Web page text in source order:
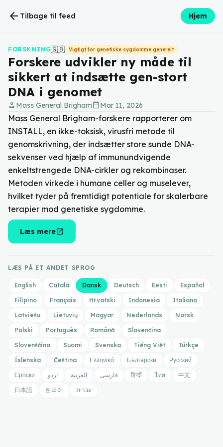
arrow_back Tilbage til feed Hjem
FORSKNING🇬🇧 Vigtigt for genetiske sygdomme generelt
Forskere udvikler ny måde til
sikkert at indsætte gen-stort
DNA i genomet
person Mass General Brighamcalendar_todayMar 11, 2026
Mass General Brigham-forskere rapporterer om
INSTALL, en ikke-toksisk, virusfri metode til
genomskrivning, der indsætter store sunde DNA-
sekvenser ved hjælp af immunundvigende
enkeltstrengede DNA-cirkler og rekombinaser.
Metoden virkede i humane celler og muselever,
hvilket tyder på fremtidigt potentiale for skalerbare
terapier mod genetiske sygdomme.
Læs mereopen_in_new
LÆS PÅ ET ANDET SPROG
English Català Dansk Deutsch Eesti
Español
Filipino
Français Hrvatski Indonesia
Italiano
Latviešu
Lietuvių Magyar Nederlands
Norsk
Polski
Português Română
Slovenčina
Slovenščina
Suomi Svenska Tiếng Việt
Türkçe
Íslenska
Čeština Ελληνικά Български
Русский
Српски
اردو العربية فارسی हिन्दी ไทย
中文
日本語
한국어 עברית